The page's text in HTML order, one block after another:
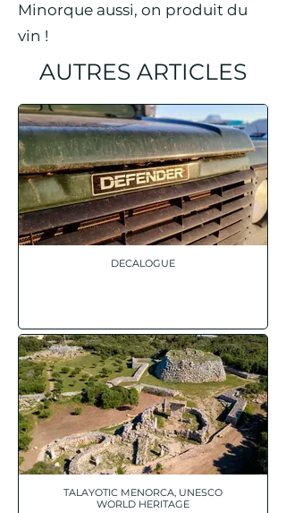
Minorque aussi, on produit du
vin !
AUTRES ARTICLES
DECALOGUE
TALAYOTIC MENORCA, UNESCO
WORLD HERITAGE